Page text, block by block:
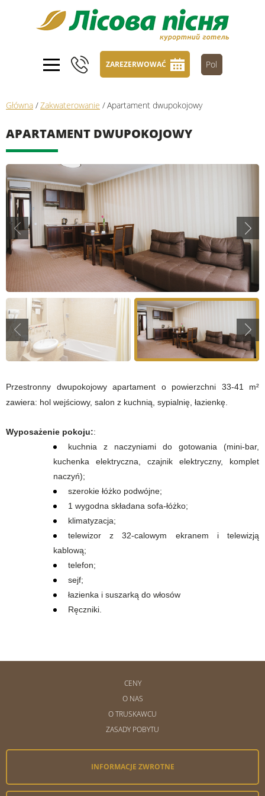
ZAREZERWOWAĆ Pol
Główna /Zakwaterowanie /Apartament dwupokojowy
APARTAMENT DWUPOKOJOWY
Przestronny dwupokojowy apartament o powierzchni 33-41 m²
zawiera: hol wejściowy, salon z kuchnią, sypialnię, łazienkę.
Wyposażenie pokoju::
kuchnia z naczyniami do gotowania (mini-bar,
kuchenka elektryczna, czajnik elektryczny, komplet
naczyń);
szerokie łóżko podwójne;
1 wygodna składana sofa-łóżko;
klimatyzacja;
telewizor z 32-calowym ekranem i telewizją
kablową;
telefon;
sejf;
łazienka i suszarką do włosów
Ręczniki.
CENY
O NAS
O TRUSKAWCU
ZASADY POBYTU
INFORMACJE ZWROTNE